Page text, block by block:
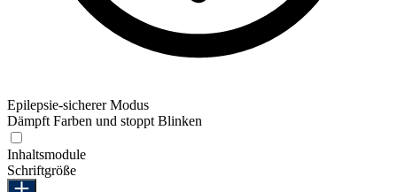
Epilepsie-sicherer Modus
Dämpft Farben und stoppt Blinken
Inhaltsmodule
Schriftgröße